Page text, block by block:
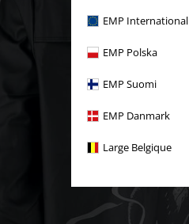
EMP International
EMP Polska
EMP Suomi
EMP Danmark
Large Belgique